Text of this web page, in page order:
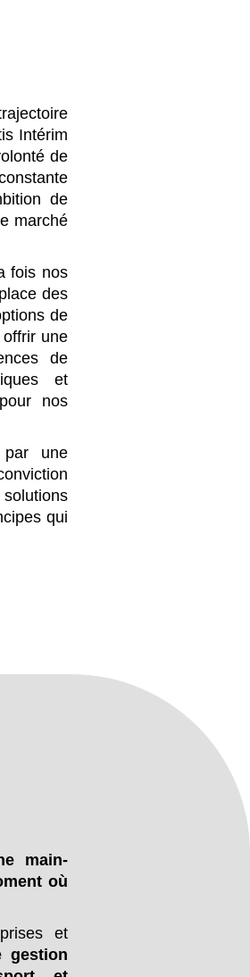
Intérim
de
de
marché
fois nos
des
de
une
de
et
nos
par une
qui
main-
où
et
gestion